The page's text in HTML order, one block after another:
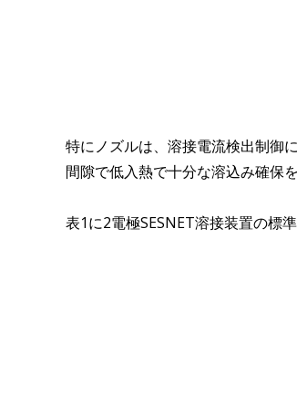
特にノズルは、溶接電流検出制御
間隙で低入熱で十分な溶込み確保
表1に2電極SESNET溶接装置の標